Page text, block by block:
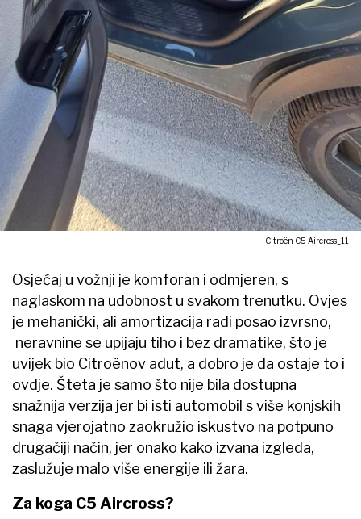
Citroën C5 Aircross_11
Osjećaj u vožnji je komforan i odmjeren, s
naglaskom na udobnost u svakom trenutku. Ovjes
je mehanički, ali amortizacija radi posao izvrsno,
neravnine se upijaju tiho i bez dramatike, što je
uvijek bio Citroënov adut, a dobro je da ostaje to i
ovdje. Šteta je samo što nije bila dostupna
snažnija verzija jer bi isti automobil s više konjskih
snaga vjerojatno zaokružio iskustvo na potpuno
drugačiji način, jer onako kako izvana izgleda,
zaslužuje malo više energije ili žara.
Za koga C5 Aircross?